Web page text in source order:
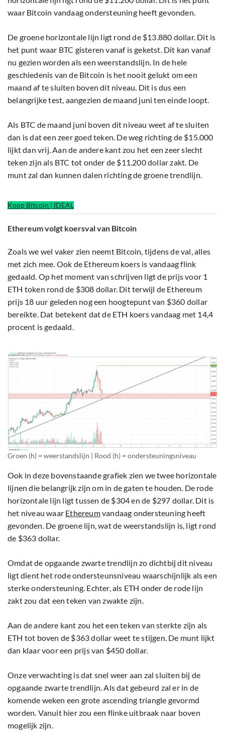
waar Bitcoin vandaag ondersteuning heeft gevonden.
De groene horizontale lijn ligt rond de $13.880 dollar. Dit is
het punt waar BTC gisteren vanaf is geketst. Dit kan vanaf
nu gezien worden als een weerstandslijn. In de hele
geschiedenis van de Bitcoin is het nooit gelukt om een
maand af te sluiten boven dit niveau. Dit is dus een
belangrijke test, aangezien de maand juni ten einde loopt.
Als BTC de maand juni boven dit niveau weet af te sluiten
dan is dat een zeer goed teken. De weg richting de $15.000
lijkt dan vrij. Aan de andere kant zou het een zeer slecht
teken zijn als BTC tot onder de $11.200 dollar zakt. De
munt zal dan kunnen dalen richting de groene trendlijn.
Koop Bitcoin | IDEAL
Ethereum volgt koersval van Bitcoin
Zoals we wel vaker zien neemt Bitcoin, tijdens de val, alles
met zich mee. Ook de Ethereum koers is vandaag flink
gedaald. Op het moment van schrijven ligt de prijs voor 1
ETH token rond de $308 dollar. Dit terwijl de Ethereum
prijs 18 uur geleden nog een hoogtepunt van $360 dollar
bereikte. Dat betekent dat de ETH koers vandaag met 14,4
procent is gedaald.
Groen (h) = weerstandslijn | Rood (h) = ondersteuningsniveau
Ook in deze bovenstaande grafiek zien we twee horizontale
lijnen die belangrijk zijn om in de gaten te houden. De rode
horizontale lijn ligt tussen de $304 en de $297 dollar. Dit is
het niveau waar Ethereumvandaag ondersteuning heeft
gevonden. De groene lijn, wat de weerstandslijn is, ligt rond
de $363 dollar.
Omdat de opgaande zwarte trendlijn zo dichtbij dit niveau
ligt dient het rode ondersteunsniveau waarschijnlijk als een
sterke ondersteuning. Echter, als ETH onder de rode lijn
zakt zou dat een teken van zwakte zijn.
Aan de andere kant zou het een teken van sterkte zijn als
ETH tot boven de $363 dollar weet te stijgen. De munt lijkt
dan klaar voor een prijs van $450 dollar.
Onze verwachting is dat snel weer aan zal sluiten bij de
opgaande zwarte trendlijn. Als dat gebeurd zal er in de
komende weken een grote ascending triangle gevormd
worden. Vanuit hier zou een flinke uitbraak naar boven
mogelijk zijn.